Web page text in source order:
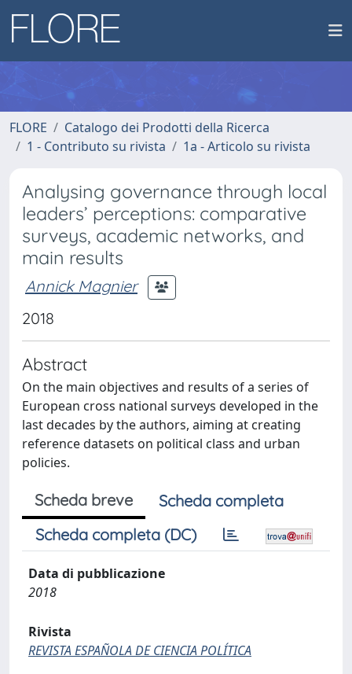
FLORE
Catalogo dei Prodotti della Ricerca
1 - Contributo su rivista
1a - Articolo su rivista
Analysing governance through local
leaders’ perceptions: comparative
surveys, academic networks, and
main results
Annick Magnier
2018
Abstract
On the main objectives and results of a series of
European cross national surveys developed in the
last decades by the authors, aiming at creating
reference datasets on political class and urban
policies.
Scheda breve
Scheda completa
Scheda completa (DC)
Data di pubblicazione
2018
Rivista
REVISTA ESPAÑOLA DE CIENCIA POLÍTICA